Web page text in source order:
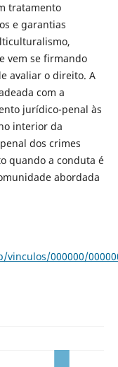
tratamento
e garantias
vem se firmando
avaliar o direito. A
com a
jurídico-penal às
interior da
dos crimes
quando a conduta é
abordada
vinculos/000000/